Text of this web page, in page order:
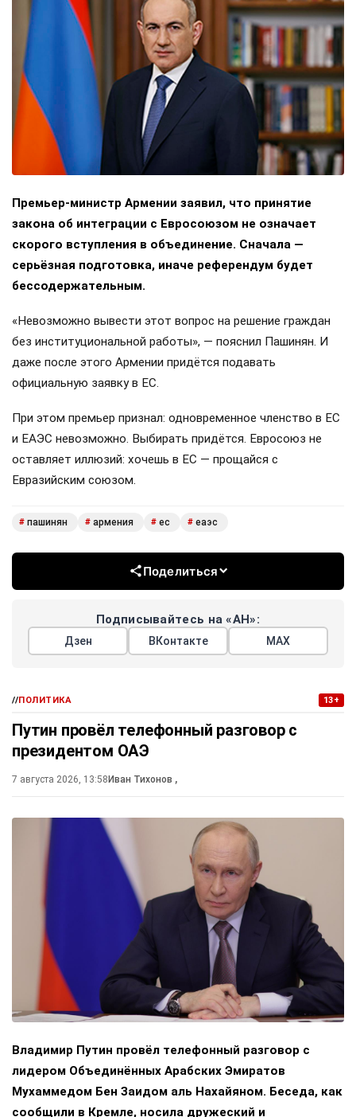
Премьер-министр Армении заявил, что принятие
закона об интеграции с Евросоюзом не означает
скорого вступления в объединение. Сначала —
серьёзная подготовка, иначе референдум будет
бессодержательным.
«Невозможно вывести этот вопрос на решение граждан
без институциональной работы», — пояснил Пашинян. И
даже после этого Армении придётся подавать
официальную заявку в ЕС.
При этом премьер признал: одновременное членство в ЕС
и ЕАЭС невозможно. Выбирать придётся. Евросоюз не
оставляет иллюзий: хочешь в ЕС — прощайся с
Евразийским союзом.
# пашинян # армения # ес # еаэс
Поделиться
Подписывайтесь на «АН»:
Дзен ВКонтакте МАХ
//ПОЛИТИКА 13+
Путин провёл телефонный разговор с
президентом ОАЭ
7 августа 2026, 13:58Иван Тихонов ,
Владимир Путин провёл телефонный разговор с
лидером Объединённых Арабских Эмиратов
Мухаммедом Бен Заидом аль Нахайяном. Беседа, как
сообщили в Кремле, носила дружеский и